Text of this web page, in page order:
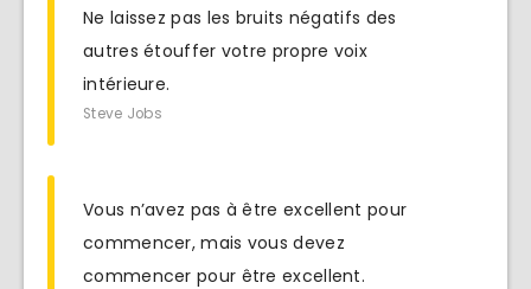
Ne laissez pas les bruits négatifs des
autres étouffer votre propre voix
intérieure.
Steve Jobs
Vous n’avez pas à être excellent pour
commencer, mais vous devez
commencer pour être excellent.